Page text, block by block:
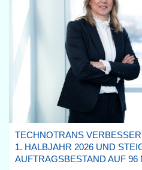
TECHNOTRANS
1. HALBJAHR 2026 UND
AUFTRAGSBESTAND AUF 96